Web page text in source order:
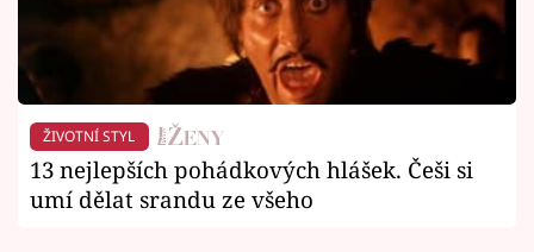
ŽIVOTNÍ STYL
13 nejlepších pohádkových hlášek. Češi si
umí dělat srandu ze všeho